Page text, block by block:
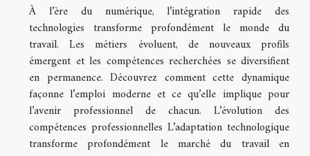
À l’ère du numérique, l’intégration rapide des
technologies transforme profondément le monde du
travail. Les métiers évoluent, de nouveaux profils
émergent et les compétences recherchées se diversifient
en permanence. Découvrez comment cette dynamique
façonne l’emploi moderne et ce qu’elle implique pour
l’avenir professionnel de chacun. L’évolution des
compétences professionnelles L’adaptation technologique
transforme profondément le marché du travail en